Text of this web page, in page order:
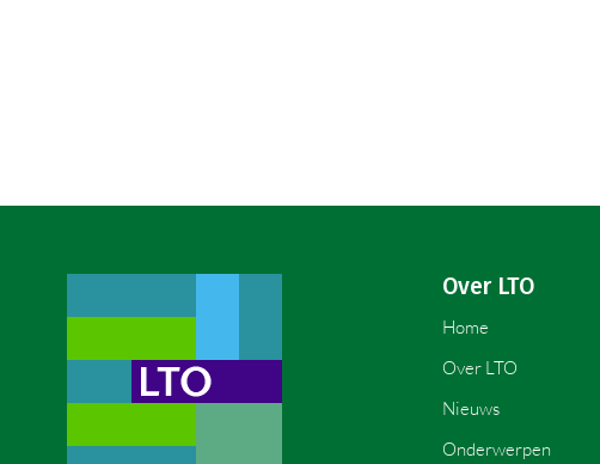
Over LTO
Home
Over LTO
Nieuws
Onderwerpen